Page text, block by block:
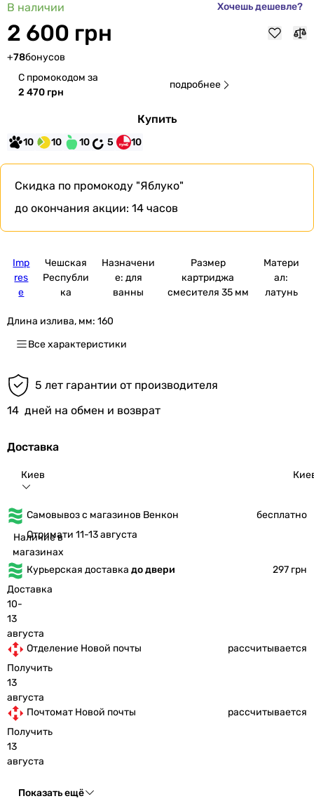
В наличии Хочешь дешевле?
2 600 грн
+78бонусов
С промокодом за
2 470 грн
подробнее
Купить
10 10 10 5 10
Скидка по промокоду "Яблуко"
до окончания акции: 14 часов
Imp
res
e
Чешская
Республи
ка
Назначени
е: для
ванны
Размер
картриджа
смесителя 35 мм
Матери
ал:
латунь
Длина излива, мм: 160
Все характеристики
5 лет гарантии от производителя
14 дней на обмен и возврат
Доставка
Киев
Самовывоз с магазинов Венкон
бесплатно
Наличие в
магазинах
Отримати 11-13 августа
Курьерская доставка до двери
297 грн
Доставка
10-
13
августа
Отделение Новой почты
рассчитывается
Получить
13
августа
Почтомат Новой почты
рассчитывается
Получить
13
августа
Показать ещё